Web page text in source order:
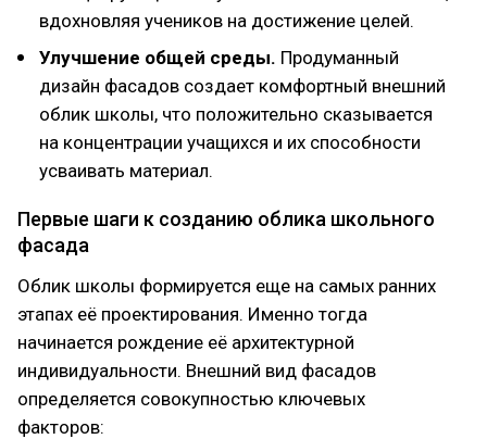
вдохновляя учеников на достижение целей.
Улучшение общей среды. Продуманный
дизайн фасадов создает комфортный внешний
облик школы, что положительно сказывается
на концентрации учащихся и их способности
усваивать материал.
Первые шаги к созданию облика школьного
фасада
Облик школы формируется еще на самых ранних
этапах её проектирования. Именно тогда
начинается рождение её архитектурной
индивидуальности. Внешний вид фасадов
определяется совокупностью ключевых
факторов: